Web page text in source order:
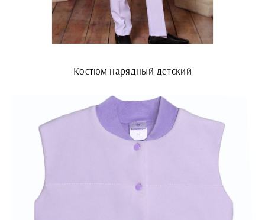
Костюм нарядный детский